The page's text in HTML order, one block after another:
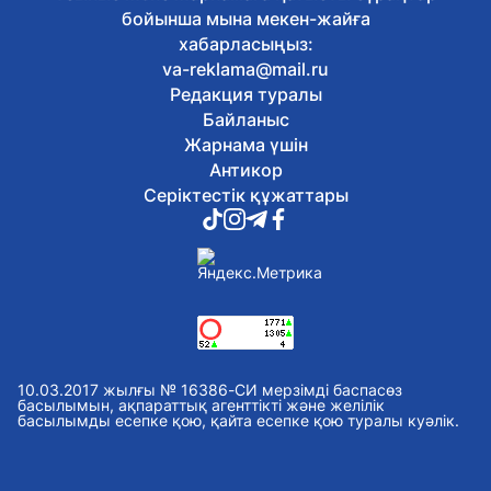
атанды
Бүгін, 08:04
Бүгін Астанада ауа райы қандай
болады
8 тамыз, 2026
Таза Қазақстан: Астанада велошеру
қатысушылары арасында
экологиялық акция өтті
8 тамыз, 2026
Бельгия Королі Филипп Қасым-Жомарт
Тоқаевқа жауап хат жолдады
8 тамыз, 2026
Comic Con Astana 2026: екінші күні
8 тамыз, 2026
Неліктен 120 балл грант алуға
балл жеткілікті болуы мүмкін?
8 тамыз, 2026
Астана тұрғындары кітап оқып, ақша
бойынша мына мекен-жайға
хабарласыңыз:
va-reklama@mail.ru
Редакция туралы
Байланыс
Жарнама үшін
Антикор
Серіктестік құжаттары
10.03.2017 жылғы № 16386-СИ мерзімді баспасөз
басылымын, ақпараттық агенттікті және желілік
басылымды есепке қою, қайта есепке қою туралы куәлік.